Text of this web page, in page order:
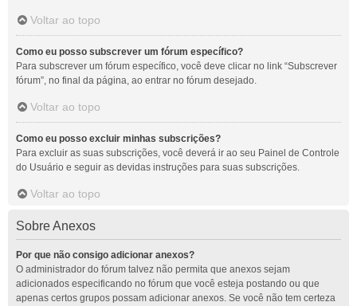
Voltar ao topo
Como eu posso subscrever um fórum específico?
Para subscrever um fórum específico, você deve clicar no link “Subscrever
fórum”, no final da página, ao entrar no fórum desejado.
Voltar ao topo
Como eu posso excluir minhas subscrições?
Para excluir as suas subscrições, você deverá ir ao seu Painel de Controle
do Usuário e seguir as devidas instruções para suas subscrições.
Voltar ao topo
Sobre Anexos
Por que não consigo adicionar anexos?
O administrador do fórum talvez não permita que anexos sejam
adicionados especificando no fórum que você esteja postando ou que
apenas certos grupos possam adicionar anexos. Se você não tem certeza